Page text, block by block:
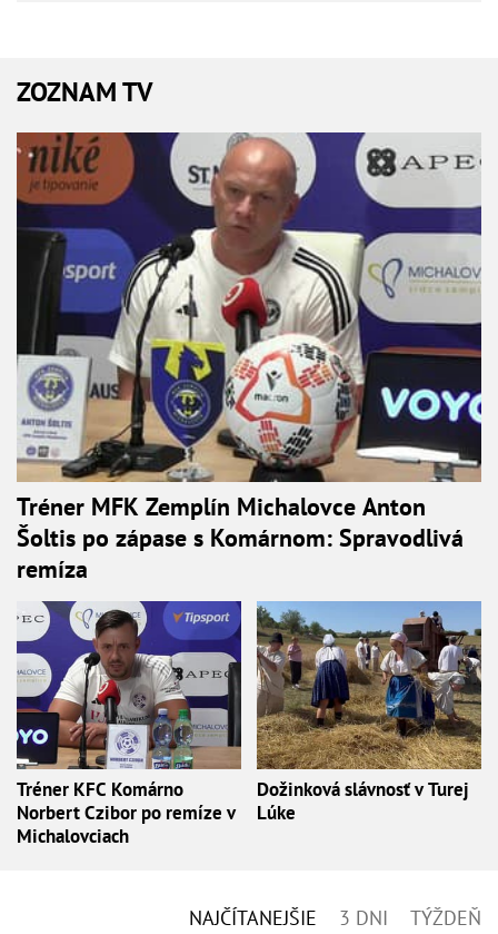
ZOZNAM TV
Tréner MFK Zemplín Michalovce Anton
Šoltis po zápase s Komárnom: Spravodlivá
remíza
Tréner KFC Komárno
Norbert Czibor po remíze v
Michalovciach
Dožinková slávnosť v Turej
Lúke
NAJČÍTANEJŠIE 3 DNI TÝŽDEŇ